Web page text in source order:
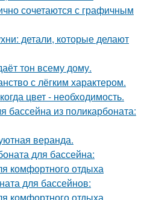
сочетаются с графичным
детали, которые делают
тон всему дому.
с лёгким характером.
цвет - необходимость.
бассейна из поликарбоната:
веранда.
для бассейна:
комфортного отдыха
для бассейнов: